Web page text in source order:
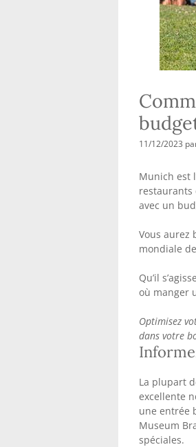
11/12/2023
Munich est
restaurants
avec un
Vous aurez
mondiale
Qu’il
où manger
Optimisez
dans votre
La plupart
excellente
une entrée
Museum
spéciales.